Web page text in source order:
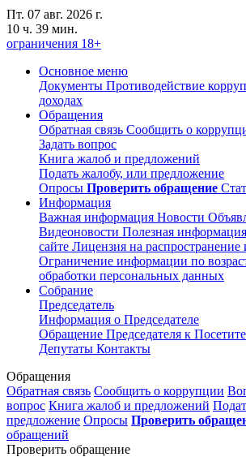
Пт. 07 авг. 2026 г.
10 ч. 39 мин.
ограничения 18+
Основное меню
Документы Противодействие
доходах
Обращения
Обратная связь Сообщить о
Задать вопрос
Книга жалоб и предложений
Подать жалобу, или предложение
Опросы Проверить обращение
Информация
Важная информация Новости
Видеоновости Полезная информация
сайте Лицензия на
Ограничение информации по
обработки персональных данных
Собрание
Председатель
Информация о Председателе
Обращение Председателя к
Депутаты Контакты
Обращения
Обратная связь Сообщить о коррупции
вопрос Книга жалоб и предложений
предложение Опросы Проверить
обращений
Проверить обращение